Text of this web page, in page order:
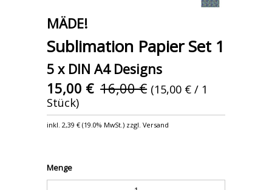
MÄDE!
Sublimation Papier Set 1
5 x DIN A4 Designs
15,00 € 16,00 € (15,00 € / 1
Stück)
inkl.2,39 € (19.0% MwSt.) zzgl. Versand
Menge